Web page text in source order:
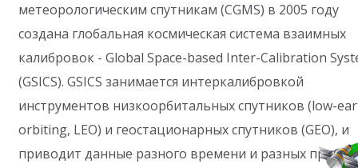
метеорологическим спутникам (CGMS) в 2005 году
создана глобальная космическая система взаимных
калибровок - Global Space-based Inter-Calibration
(GSICS). GSICS занимается интеркалибровкой
инструментов низкоорбитальных спутников (low-
orbiting, LEO) и геостационарных спутников (GEO), и
приводит данные разного времени и разных